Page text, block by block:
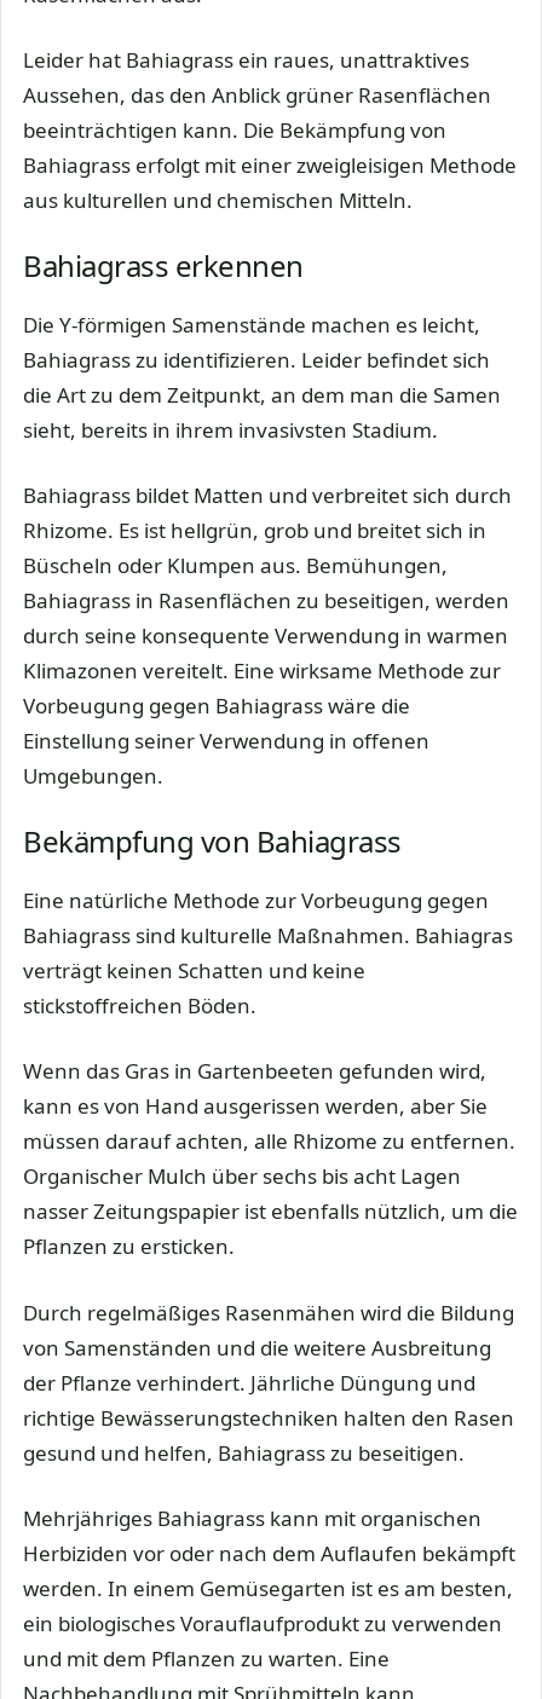
Leider hat Bahiagrass ein raues, unattraktives
Aussehen, das den Anblick grüner Rasenflächen
beeinträchtigen kann. Die Bekämpfung von
Bahiagrass erfolgt mit einer zweigleisigen Methode
aus kulturellen und chemischen Mitteln.
Bahiagrass erkennen
Die Y-förmigen Samenstände machen es leicht,
Bahiagrass zu identifizieren. Leider befindet sich
die Art zu dem Zeitpunkt, an dem man die Samen
sieht, bereits in ihrem invasivsten Stadium.
Bahiagrass bildet Matten und verbreitet sich durch
Rhizome. Es ist hellgrün, grob und breitet sich in
Büscheln oder Klumpen aus. Bemühungen,
Bahiagrass in Rasenflächen zu beseitigen, werden
durch seine konsequente Verwendung in warmen
Klimazonen vereitelt. Eine wirksame Methode zur
Vorbeugung gegen Bahiagrass wäre die
Einstellung seiner Verwendung in offenen
Umgebungen.
Bekämpfung von Bahiagrass
Eine natürliche Methode zur Vorbeugung gegen
Bahiagrass sind kulturelle Maßnahmen. Bahiagras
verträgt keinen Schatten und keine
stickstoffreichen Böden.
Wenn das Gras in Gartenbeeten gefunden wird,
kann es von Hand ausgerissen werden, aber Sie
müssen darauf achten, alle Rhizome zu entfernen.
Organischer Mulch über sechs bis acht Lagen
nasser Zeitungspapier ist ebenfalls nützlich, um die
Pflanzen zu ersticken.
Durch regelmäßiges Rasenmähen wird die Bildung
von Samenständen und die weitere Ausbreitung
der Pflanze verhindert. Jährliche Düngung und
richtige Bewässerungstechniken halten den Rasen
gesund und helfen, Bahiagrass zu beseitigen.
Mehrjähriges Bahiagrass kann mit organischen
Herbiziden vor oder nach dem Auflaufen bekämpft
werden. In einem Gemüsegarten ist es am besten,
ein biologisches Vorauflaufprodukt zu verwenden
und mit dem Pflanzen zu warten. Eine